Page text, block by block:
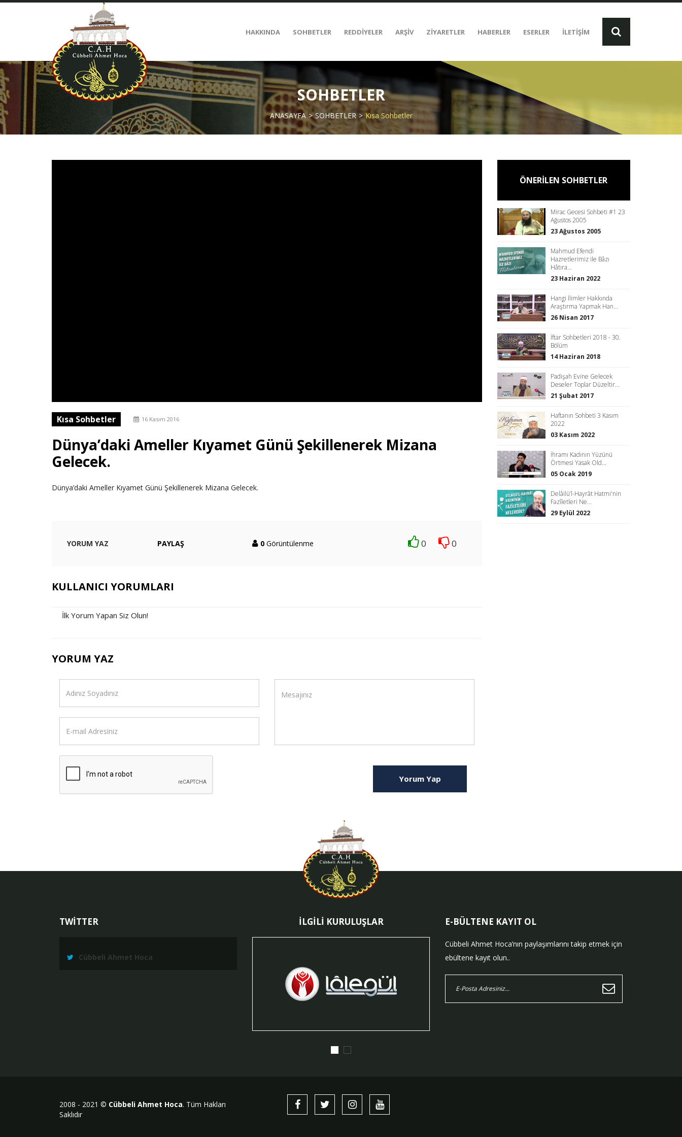
HAKKINDA SOHBETLER REDDİYELER ARŞİV ZİYARETLER HABERLER ESERLER İLETİŞİM
SOHBETLER
ANASAYFA SOHBETLER Kısa Sohbetler
Kısa Sohbetler 16 Kasım 2016
Dünya’daki Ameller Kıyamet Günü Şekillenerek Mizana
Gelecek.
Dünya’daki Ameller Kıyamet Günü Şekillenerek Mizana Gelecek.
YORUM YAZ PAYLAŞ 0 Görüntülenme 0 0
KULLANICI YORUMLARI
İlk Yorum Yapan Siz Olun!
YORUM YAZ
Yorum Yap
ÖNERİLEN SOHBETLER
Mirac Gecesi Sohbeti #1 23
Ağustos 2005
23 Ağustos 2005
Mahmud Efendi
Hazretlerimiz ile Bâzı
Hâtıra...
23 Haziran 2022
Hangi İlimler Hakkında
Araştırma Yapmak Han...
26 Nisan 2017
İftar Sohbetleri 2018 - 30.
Bölüm
14 Haziran 2018
Padişah Evine Gelecek
Deseler Toplar Düzeltir...
21 Şubat 2017
Haftanın Sohbeti 3 Kasım
2022
03 Kasım 2022
İhramı Kadının Yüzünü
Örtmesi Yasak Old...
05 Ocak 2019
Delâilü’l-Hayrât Hatmi'nin
Fazîletleri Ne...
29 Eylül 2022
TWİTTER
Cübbeli Ahmet Hoca
İLGİLİ KURULUŞLAR E-BÜLTENE KAYIT OL
Cübbeli Ahmet Hoca’nın paylaşımlarını takip etmek için
ebültene kayıt olun..
2008 - 2021 © Cübbeli Ahmet Hoca. Tüm Hakları
Saklıdır